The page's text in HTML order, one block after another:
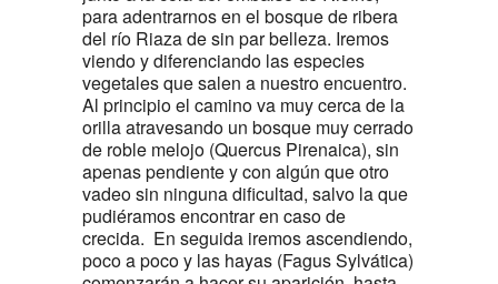
para adentrarnos en el bosque de ribera
del río Riaza de sin par belleza. Iremos
viendo y diferenciando las especies
vegetales que salen a nuestro encuentro.
Al principio el camino va muy cerca de la
orilla atravesando un bosque muy cerrado
de roble melojo (Quercus Pirenaica), sin
apenas pendiente y con algún que otro
vadeo sin ninguna dificultad, salvo la que
pudiéramos encontrar en caso de
crecida. En seguida iremos ascendiendo,
poco a poco y las hayas (Fagus Sylvática)